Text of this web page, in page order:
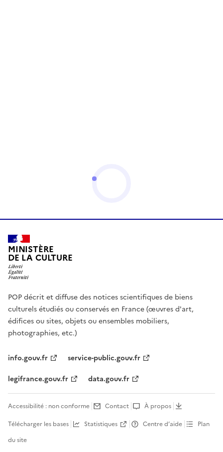
MINISTÈRE
DE LA CULTURE
POP décrit et diffuse des notices scientifiques de biens
culturels étudiés ou conservés en France (œuvres d'art,
édifices ou sites, objets ou ensembles mobiliers,
photographies, etc.)
info.gouv.fr
service-public.gouv.fr
legifrance.gouv.fr
data.gouv.fr
Accessibilité : non conforme Contact
À propos
Télécharger les bases
Statistiques Centre d’aide
Plan
du site